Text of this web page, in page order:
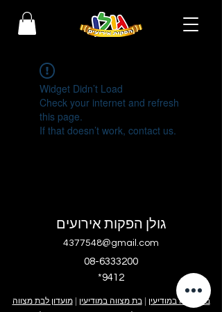
Widget Didn’t Load
Check your internet and refresh
this page.
If that doesn’t work, contact us.
גולן הפקות אירועים
4377548@gmail.com
08-6333200
בר מצווה במודיעין |בת מצווה במודיעין |מועדון לבת מצווה
*9412